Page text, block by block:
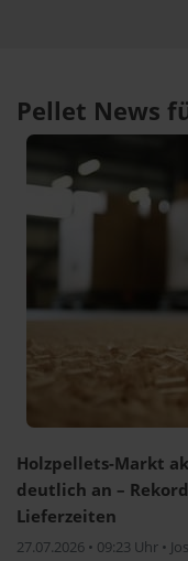
Pellet News
Holzpellets-Markt
deutlich an –
Lieferzeiten
27.07.2026 • 09:23 Uhr •